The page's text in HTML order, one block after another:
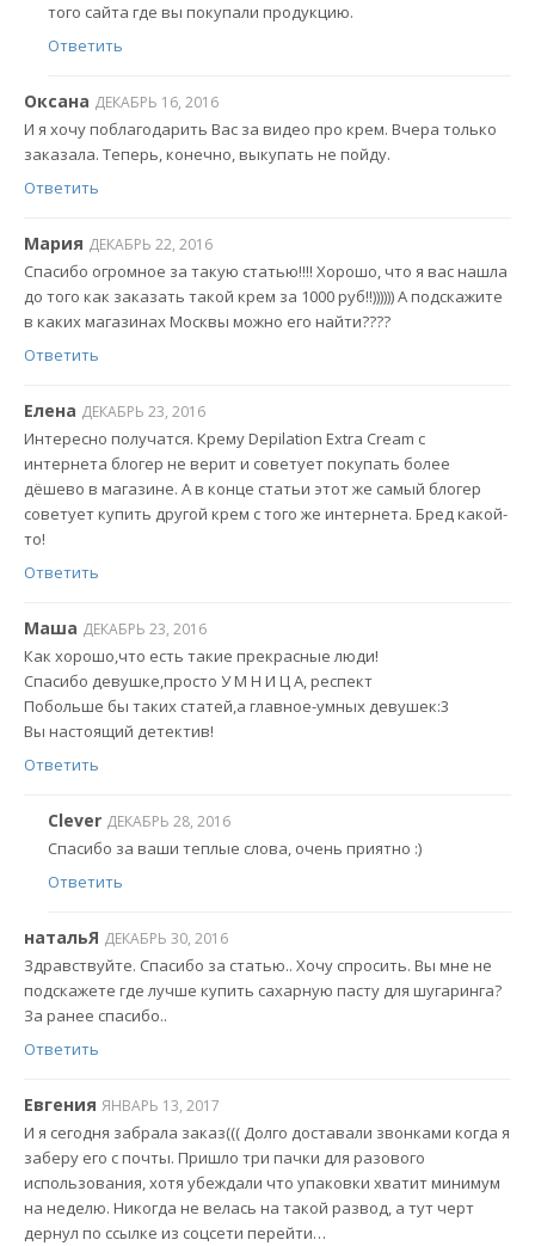
того сайта где вы покупали продукцию.
Ответить
Оксана ДЕКАБРЬ 16, 2016
И я хочу поблагодарить Вас за видео про крем. Вчера только
заказала. Теперь, конечно, выкупать не пойду.
Ответить
Мария ДЕКАБРЬ 22, 2016
Спасибо огромное за такую статью!!!! Хорошо, что я вас нашла
до того как заказать такой крем за 1000 руб!!)))))) А подскажите
в каких магазинах Москвы можно его найти????
Ответить
Елена ДЕКАБРЬ 23, 2016
Интересно получатся. Крему Depilation Extra Cream с
интернета блогер не верит и советует покупать более
дёшево в магазине. А в конце статьи этот же самый блогер
советует купить другой крем с того же интернета. Бред какой-
то!
Ответить
Маша ДЕКАБРЬ 23, 2016
Как хорошо,что есть такие прекрасные люди!
Спасибо девушке,просто У М Н И Ц А, респект
Побольше бы таких статей,а главное-умных девушек:3
Вы настоящий детектив!
Ответить
Clever ДЕКАБРЬ 28, 2016
Спасибо за ваши теплые слова, очень приятно :)
Ответить
натальЯ ДЕКАБРЬ 30, 2016
Здравствуйте. Спасибо за статью.. Хочу спросить. Вы мне не
подскажете где лучше купить сахарную пасту для шугаринга?
За ранее спасибо..
Ответить
Евгения ЯНВАРЬ 13, 2017
И я сегодня забрала заказ((( Долго доставали звонками когда я
заберу его с почты. Пришло три пачки для разового
использования, хотя убеждали что упаковки хватит минимум
на неделю. Никогда не велась на такой развод, а тут черт
дернул по ссылке из соцсети перейти…